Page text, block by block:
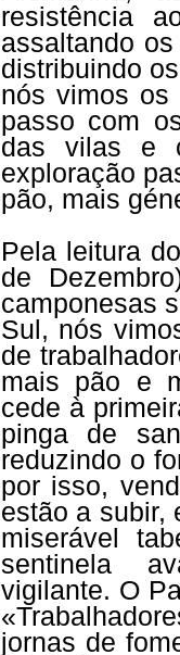
resistência
assaltando
distribuindo
nós vimos os
passo com
das vilas e
exploração
pão, mais
Pela leitura
de
camponesas
Sul, nós
de
mais pão e
cede à
pinga de
reduzindo o
por isso,
estão a subir,
miserável
sentinela
vigilante. O
jornas de